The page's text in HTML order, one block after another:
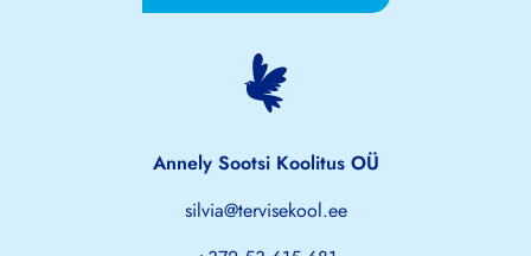
Annely Sootsi Koolitus OÜ
silvia@tervisekool.ee